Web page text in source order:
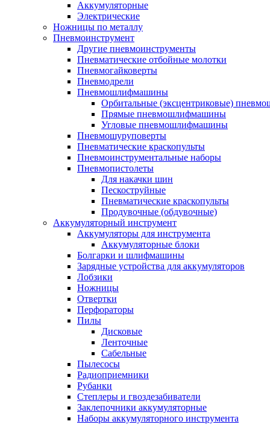
Аккумуляторные
Электрические
Ножницы по металлу
Пневмоинструмент
Другие пневмоинструменты
Пневматические отбойные молотки
Пневмогайковерты
Пневмодрели
Пневмошлифмашины
Орбитальные (эксцентриковые)
Прямые пневмошлифмашины
Угловые пневмошлифмашины
Пневмошуруповерты
Пневматические краскопульты
Пневмоинструментальные наборы
Пневмопистолеты
Для накачки шин
Пескоструйные
Пневматические краскопульты
Продувочные (обдувочные)
Аккумуляторный инструмент
Аккумуляторы для инструмента
Аккумуляторные блоки
Болгарки и шлифмашины
Зарядные устройства для аккумуляторов
Лобзики
Ножницы
Отвертки
Перфораторы
Пилы
Дисковые
Ленточные
Сабельные
Пылесосы
Радиоприемники
Рубанки
Степлеры и гвоздезабиватели
Заклепочники аккумуляторные
Наборы аккумуляторного инструмента